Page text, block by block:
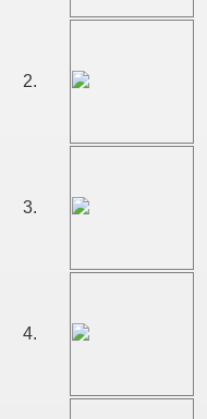
2.
3.
4.